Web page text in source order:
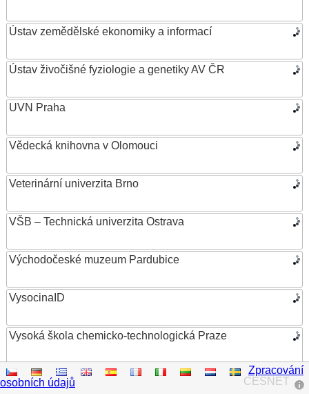
Ústav zemědělské ekonomiky a informací
Ústav živočišné fyziologie a genetiky AV ČR
UVN Praha
Vědecká knihovna v Olomouci
Veterinární univerzita Brno
VŠB – Technická univerzita Ostrava
Východočeské muzeum Pardubice
VysocinaID
Vysoká škola chemicko-technologická Praze
Vysoká škola ekonomická v Praze
CESNET
Zpracování
osobních údajů